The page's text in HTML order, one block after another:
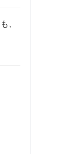
、